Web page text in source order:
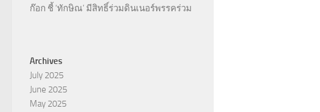
ก๊อก ชี้ ‘ทักษิณ’ มีสิทธิ์ร่วมดินเนอร์พรรคร่วม
Archives
July 2025
June 2025
May 2025